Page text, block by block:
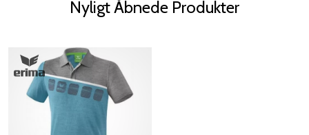
Nyligt Åbnede Produkter